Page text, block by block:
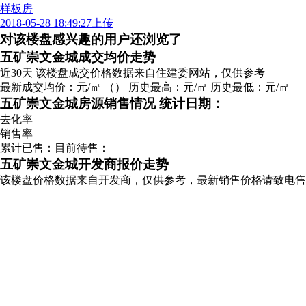
样板房
2018-05-28 18:49:27上传
对该楼盘感兴趣的用户还浏览了
广告
五矿崇文金城成交均价走势
近30天 该楼盘成交价格数据来自住建委网站，仅供参考
最新成交均价： 元/㎡ （ ） 历史最高： 元/㎡ 历史最低： 元/㎡
五矿崇文金城房源销售情况统计日期：
去化率
销售率
累计已售： 目前待售：
五矿崇文金城开发商报价走势
该楼盘价格数据来自开发商，仅供参考，最新销售价格请致电